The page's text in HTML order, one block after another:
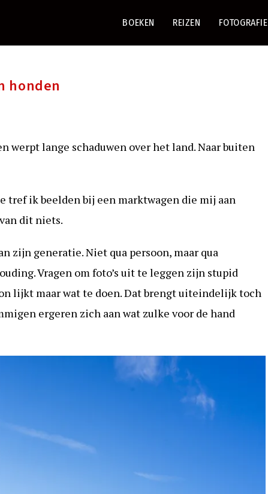
BOEKEN REIZEN FOTOGRAFIE
honden
werpt lange schaduwen over het land. Naar buiten
tref ik beelden bij een marktwagen die mij aan
dit niets.
zijn generatie. Niet qua persoon, maar qua
Vragen om foto’s uit te leggen zijn stupid
lijkt maar wat te doen. Dat brengt uiteindelijk toch
ergeren zich aan wat zulke voor de hand